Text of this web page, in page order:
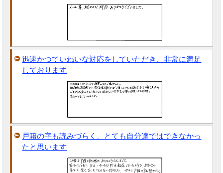
迅速かつていねいな対応をしていただき、非常に満足
しております
戸籍の字も読みづらく、とても自分達ではできなかっ
たと思います